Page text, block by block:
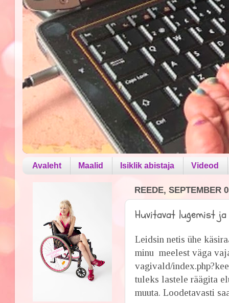
Avaleht Maalid Isiklik abistaja Videod
REEDE, SEPTEMBER
Huvitavat lugemist
Leidsin netis ühe
minu meelest väga
vagivald/
tuleks lastele räägita
muuta. Loodetavasti